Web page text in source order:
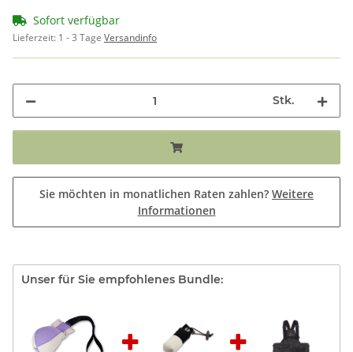
Sofort verfügbar
Lieferzeit: 1 - 3 Tage Versandinfo
Stk.
Sie möchten in monatlichen Raten zahlen? Weitere
Informationen
Unser für Sie empfohlenes Bundle: